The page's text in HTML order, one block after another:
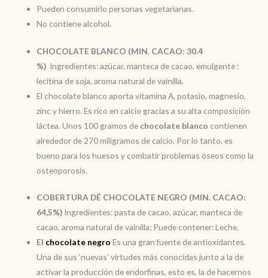
Pueden consumirlo personas vegetarianas.
No contiene alcohol.
CHOCOLATE BLANCO (MIN. CACAO: 30.4
%) Ingredientes: azúcar, manteca de cacao, emulgente :
lecitina de soja, aroma natural de vainilla.
El chocolate blanco aporta vitamina A, potasio, magnesio,
zinc y hierro. Es rico en calcio gracias a su alta composición
láctea. Unos 100 gramos de chocolate blanco contienen
alrededor de 270 miligramos de calcio. Por lo tanto, es
bueno para los huesos y combatir problemas óseos como la
osteoporosis.
COBERTURA DÉ CHOCOLATE NEGRO (MIN. CACAO:
64,5%) Ingredientes: pasta de cacao, azúcar, manteca de
cacao, aroma natural de vainilla; Puede contener: Leche.
El chocolate negroEs una gran fuente de antioxidantes.
Una de sus ‘nuevas’ virtudes más conocidas junto a la de
activar la producción de endorfinas, esto es, la de hacernos